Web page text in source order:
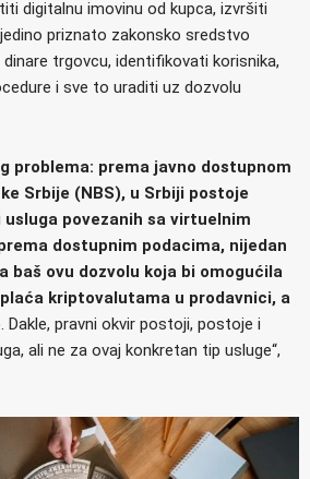
digitalnu imovinu od kupca, izvršiti
priznato zakonsko sredstvo
dinare trgovcu, identifikovati korisnika,
i sve to uraditi uz dozvolu
problema: prema javno dostupnom
Srbije (NBS), u Srbiji postoje
povezanih sa virtuelnim
dostupnim podacima, nijedan
baš ovu dozvolu koja bi omogućila
kriptovalutama u prodavnici, a
. Dakle, pravni okvir postoji, postoje i
ali ne za ovaj konkretan tip usluge“,